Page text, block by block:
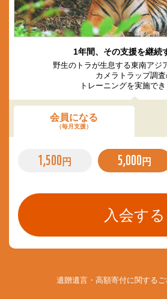
1年間、その支援を継続
野生のトラが生息する東南アジ
カメラトラップ調
トレーニングを実施でき
会員になる
（毎月支援）
1,500 円 5,000 円
遺贈遺言・高額寄付に関する